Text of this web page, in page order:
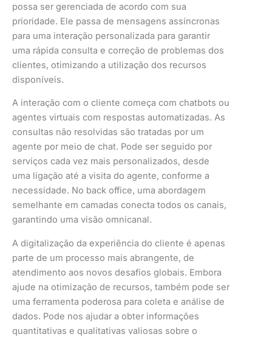
possa ser gerenciada de acordo com sua
prioridade. Ele passa de mensagens assíncronas
para uma interação personalizada para garantir
uma rápida consulta e correção de problemas dos
clientes, otimizando a utilização dos recursos
disponíveis.
A interação com o cliente começa com chatbots ou
agentes virtuais com respostas automatizadas. As
consultas não resolvidas são tratadas por um
agente por meio de chat. Pode ser seguido por
serviços cada vez mais personalizados, desde
uma ligação até a visita do agente, conforme a
necessidade. No back office, uma abordagem
semelhante em camadas conecta todos os canais,
garantindo uma visão omnicanal.
A digitalização da experiência do cliente é apenas
parte de um processo mais abrangente, de
atendimento aos novos desafios globais. Embora
ajude na otimização de recursos, também pode ser
uma ferramenta poderosa para coleta e análise de
dados. Pode nos ajudar a obter informações
quantitativas e qualitativas valiosas sobre o